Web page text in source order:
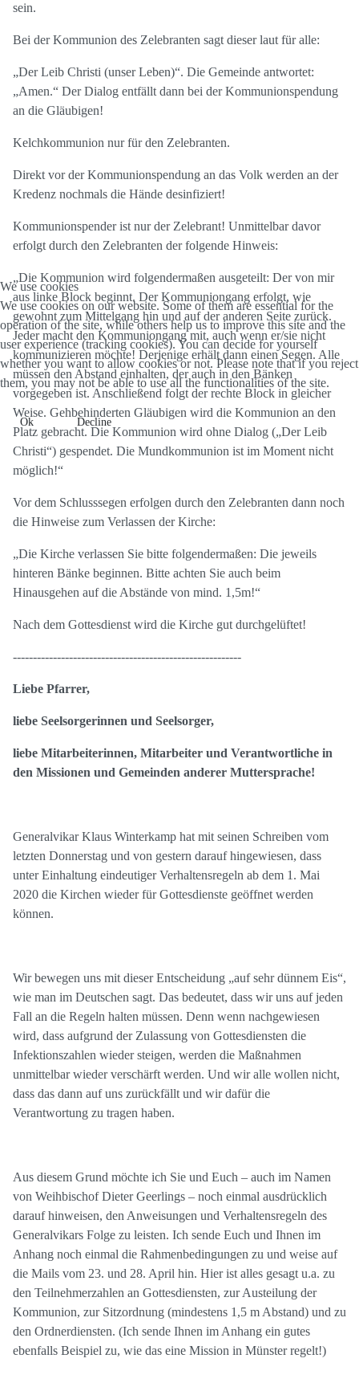
sein.
Bei der Kommunion des Zelebranten sagt dieser laut für alle:
„Der Leib Christi (unser Leben)“. Die Gemeinde antwortet:
„Amen.“ Der Dialog entfällt dann bei der Kommunionspendung
an die Gläubigen!
Kelchkommunion nur für den Zelebranten.
Direkt vor der Kommunionspendung an das Volk werden an der
Kredenz nochmals die Hände desinfiziert!
Kommunionspender ist nur der Zelebrant! Unmittelbar davor
erfolgt durch den Zelebranten der folgende Hinweis:
„Die Kommunion wird folgendermaßen ausgeteilt: Der von mir
aus linke Block beginnt. Der Kommuniongang erfolgt, wie
gewohnt zum Mittelgang hin und auf der anderen Seite zurück.
Jeder macht den Kommuniongang mit, auch wenn er/sie nicht
kommunizieren möchte! Derjenige erhält dann einen Segen. Alle
müssen den Abstand einhalten, der auch in den Bänken
vorgegeben ist. Anschließend folgt der rechte Block in gleicher
Weise. Gehbehinderten Gläubigen wird die Kommunion an den
Platz gebracht. Die Kommunion wird ohne Dialog („Der Leib
Christi“) gespendet. Die Mundkommunion ist im Moment nicht
möglich!“
Vor dem Schlusssegen erfolgen durch den Zelebranten dann noch
die Hinweise zum Verlassen der Kirche:
„Die Kirche verlassen Sie bitte folgendermaßen: Die jeweils
hinteren Bänke beginnen. Bitte achten Sie auch beim
Hinausgehen auf die Abstände von mind. 1,5m!“
Nach dem Gottesdienst wird die Kirche gut durchgelüftet!
---------------------------------------------------------
Liebe Pfarrer,
liebe Seelsorgerinnen und Seelsorger,
liebe Mitarbeiterinnen, Mitarbeiter und Verantwortliche in
den Missionen und Gemeinden anderer Muttersprache!
Generalvikar Klaus Winterkamp hat mit seinen Schreiben vom
letzten Donnerstag und von gestern darauf hingewiesen, dass
unter Einhaltung eindeutiger Verhaltensregeln ab dem 1. Mai
2020 die Kirchen wieder für Gottesdienste geöffnet werden
können.
Wir bewegen uns mit dieser Entscheidung „auf sehr dünnem Eis“,
wie man im Deutschen sagt. Das bedeutet, dass wir uns auf jeden
Fall an die Regeln halten müssen. Denn wenn nachgewiesen
wird, dass aufgrund der Zulassung von Gottesdiensten die
Infektionszahlen wieder steigen, werden die Maßnahmen
unmittelbar wieder verschärft werden. Und wir alle wollen nicht,
dass das dann auf uns zurückfällt und wir dafür die
Verantwortung zu tragen haben.
Aus diesem Grund möchte ich Sie und Euch – auch im Namen
von Weihbischof Dieter Geerlings – noch einmal ausdrücklich
darauf hinweisen, den Anweisungen und Verhaltensregeln des
Generalvikars Folge zu leisten. Ich sende Euch und Ihnen im
Anhang noch einmal die Rahmenbedingungen zu und weise auf
die Mails vom 23. und 28. April hin. Hier ist alles gesagt u.a. zu
den Teilnehmerzahlen an Gottesdiensten, zur Austeilung der
Kommunion, zur Sitzordnung (mindestens 1,5 m Abstand) und zu
den Ordnerdiensten. (Ich sende Ihnen im Anhang ein gutes
ebenfalls Beispiel zu, wie das eine Mission in Münster regelt!)
We use cookies
We use cookies on our website. Some of them are essential for the
operation of the site, while others help us to improve this site and the
user experience (tracking cookies). You can decide for yourself
whether you want to allow cookies or not. Please note that if you reject
them, you may not be able to use all the functionalities of the site.
Ok Decline